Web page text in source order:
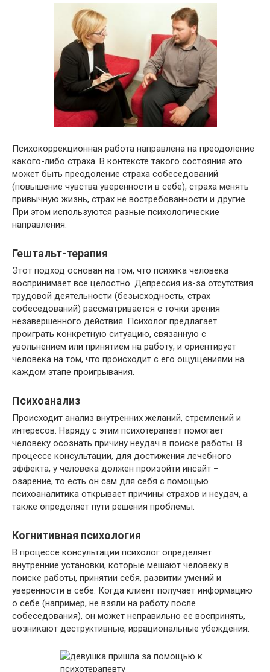
Психокоррекционная работа направлена на преодоление
какого-либо страха. В контексте такого состояния это
может быть преодоление страха собеседований
(повышение чувства уверенности в себе), страха менять
привычную жизнь, страх не востребованности и другие.
При этом используются разные психологические
направления.
Гештальт-терапия
Этот подход основан на том, что психика человека
воспринимает все целостно. Депрессия из-за отсутствия
трудовой деятельности (безысходность, страх
собеседований) рассматривается с точки зрения
незавершенного действия. Психолог предлагает
проиграть конкретную ситуацию, связанную с
увольнением или принятием на работу, и ориентирует
человека на том, что происходит с его ощущениями на
каждом этапе проигрывания.
Психоанализ
Происходит анализ внутренних желаний, стремлений и
интересов. Наряду с этим психотерапевт помогает
человеку осознать причину неудач в поиске работы. В
процессе консультации, для достижения лечебного
эффекта, у человека должен произойти инсайт –
озарение, то есть он сам для себя с помощью
психоаналитика открывает причины страхов и неудач, а
также определяет пути решения проблемы.
Когнитивная психология
В процессе консультации психолог определяет
внутренние установки, которые мешают человеку в
поиске работы, принятии себя, развитии умений и
уверенности в себе. Когда клиент получает информацию
о себе (например, не взяли на работу после
собеседования), он может неправильно ее воспринять,
возникают деструктивные, иррациональные убеждения.